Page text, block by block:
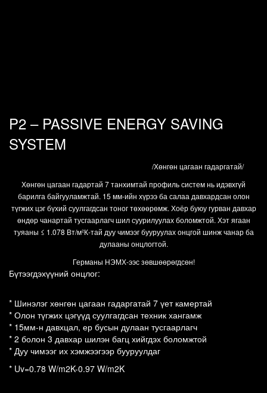
P2 – PASSIVE ENERGY SAVING
SYSTEM
/Хөнгөн цагаан гадаргатай/
Хөнгөн цагаан гадартай 7 танхимтай профиль систем нь идэвхгүй
барилга байгууламжтай. 15 мм-ийн хүрээ ба салаа давхардсан олон
түгжих цэг бүхий суулгагдсан тоног төхөөрөмж. Хоёр буюу гурван давхар
өндөр чанартай тусгаарлагч шил суурилуулах боломжтой. Хэт ягаан
туяаны ≤ 1.078 Вт/м²К-тай дуу чимээг бууруулах онцгой шинж чанар ба
дулааны онцлогтой.
Германы НЭМХ-ээс зөвшөөрөгдсөн!
Бүтээгдэхүүний онцлог:
* Шинэлэг хөнгөн цагаан гадаргатай 7 үет камертай
* Олон түгжих цэгүүд суулгагдсан техник хангамж
* 15мм-н давхцал, ер бусын дулаан тусгаарлагч
* 2 болон 3 давхар шилэн багц хийгдэх боломжтой
* Дуу чимээг их хэмжээгээр бууруулдаг
* Uv=0.78 W/m2K-0.97 W/m2K